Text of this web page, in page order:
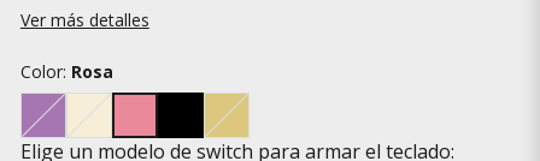
Ver más detalles
Color: Rosa
Elige un modelo de switch para armar el teclado: